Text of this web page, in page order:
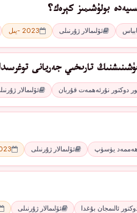
بولۇشىمىز كېرەك؟
ئۆلىمالار ژۇرنىلى 2023 -يىل
تارىخىي جەريانى
دوكتور نۇرئەھمەت قۇربان ئۆلىمالار
يۈسۈپ ئۆلىمالار ژۇرنىلى 2023
ئالىمجان بۇغدا ئۆلىمالار ژۇرنىلى